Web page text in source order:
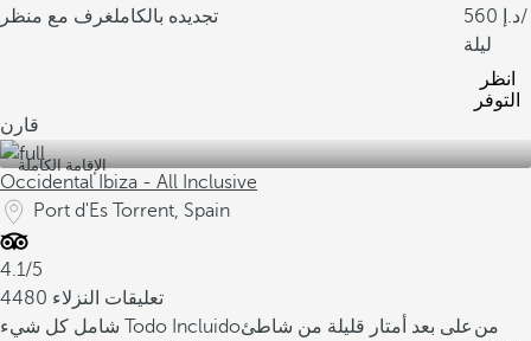
تجديده بالكاملغرف مع منظر
560
/
ليلة
انظر
التوفر
قارن
الإقامة الكاملة
Occidental Ibiza - All Inclusive
Port d'Es Torrent, Spain
4.1/5
4480 تعليقات النزلاء
شامل كل شيء Todo Incluidoعلى بعد أمتار قليلة من شاطئ من